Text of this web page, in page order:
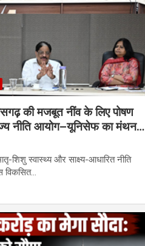
की मजबूत नींव के लिए पोषण
नीति आयोग–यूनिसेफ का मंथन…
शिशु स्वास्थ्य और साक्ष्य-आधारित नीति
विकसित…